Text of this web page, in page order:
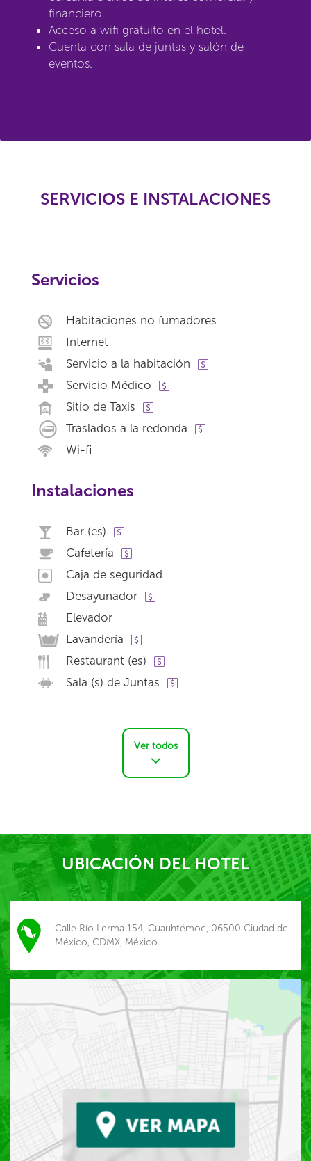
financiero.
Acceso a wifi gratuito en el hotel.
Cuenta con sala de juntas y salón de
eventos.
SERVICIOS E INSTALACIONES
Servicios
Habitaciones no fumadores
Internet
Servicio a la habitación
Servicio Médico
Sitio de Taxis
Traslados a la redonda
Wi-fi
Instalaciones
Bar (es)
Cafetería
Caja de seguridad
Desayunador
Elevador
Lavandería
Restaurant (es)
Sala (s) de Juntas
Ver todos
UBICACIÓN DEL HOTEL
Calle Río Lerma 154, Cuauhtémoc, 06500 Ciudad de
México, CDMX, México.